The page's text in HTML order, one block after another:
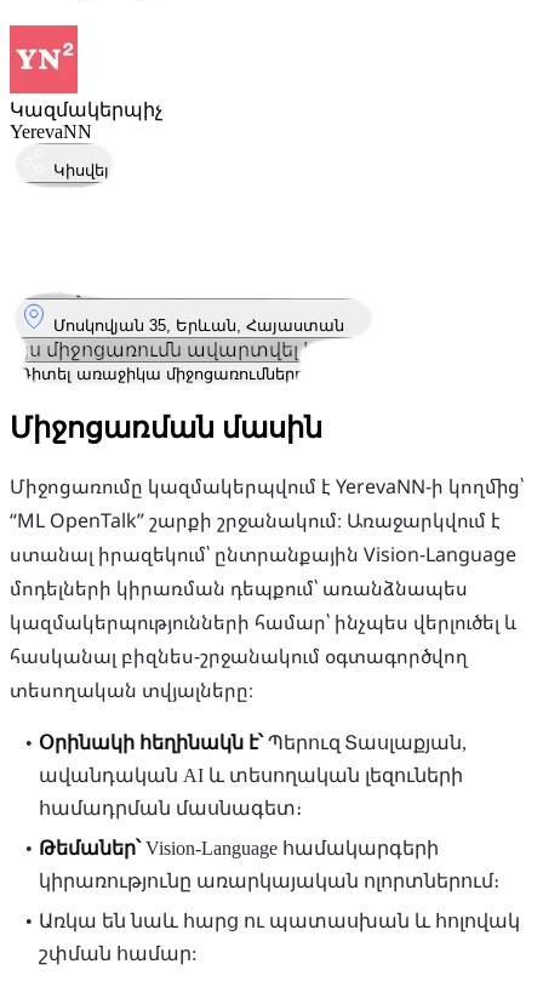
Կազմակերպիչ
YerevaNN
Կիսվել
Կայացել է
Մոսկովյան 35, Երևան, Հայաստան
Այս միջոցառումն ավարտվել է
Դիտել առաջիկա միջոցառումները
Միջոցառման մասին
Միջոցառումը կազմակերպվում է YerevaNN-ի կողմից՝
“ML OpenTalk” շարքի շրջանակում։ Առաջարկվում է
ստանալ իրազեկում՝ ընտրանքային Vision-Language
մոդելների կիրառման դեպքում՝ առանձնապես
կազմակերպությունների համար՝ ինչպես վերլուծել և
հասկանալ բիզնես-շրջանակում օգտագործվող
տեսողական տվյալները։
Օրինակի հեղինակն է՝Պերուզ Տասլաքյան,
ավանդական AI և տեսողական լեզուների
համադրման մասնագետ։
Թեմաներ՝Vision-Language համակարգերի
կիրառությունը առարկայական ոլորտներում։
Առկա են նաև հարց ու պատասխան և հոլովակ
շփման համար: